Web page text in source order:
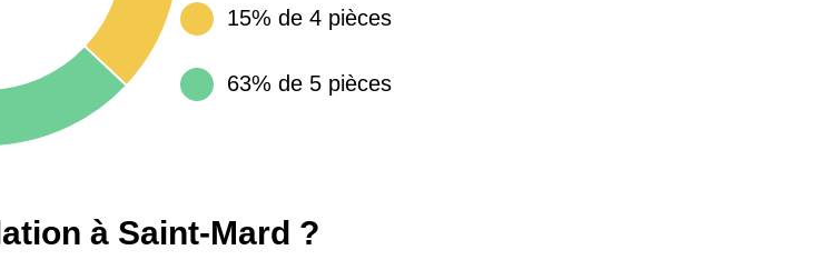
15% de 4 pièces
63% de 5 pièces
à Saint-Mard ?